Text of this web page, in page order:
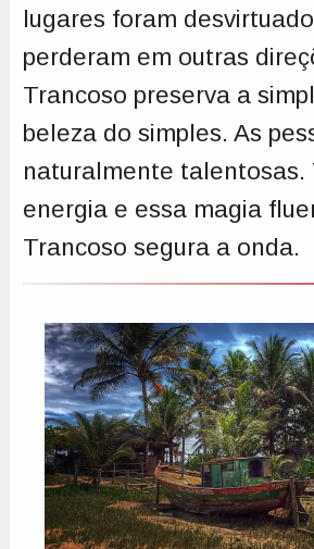
lugares foram
perderam em outras
Trancoso preserva a
beleza do simples. As
naturalmente talentosas.
energia e essa magia
Trancoso segura a onda.